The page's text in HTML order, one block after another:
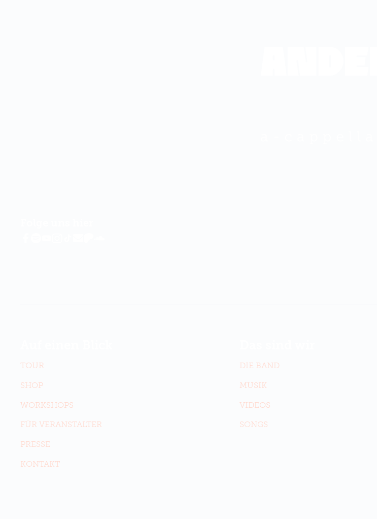
TOUR
SHOP
WORKSHOPS
FÜR VERANSTALTER
PRESSE
KONTAKT
DIE BAND
MUSIK
VIDEOS
SONGS